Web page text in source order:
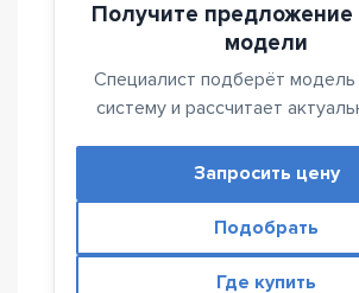
Получите предложение
модели
Специалист подберёт
систему и рассчитает
Запросить цену
Подобрать
Где купить